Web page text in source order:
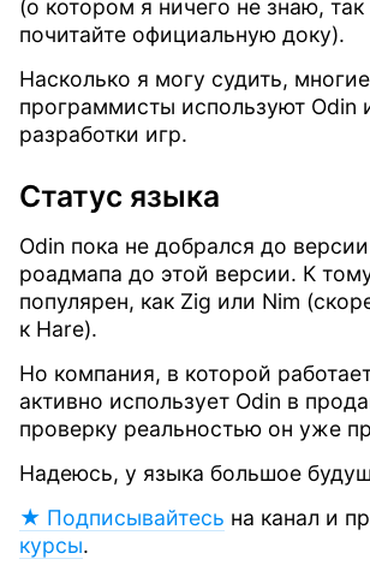
(о котором я ничего не знаю,
почитайте официальную доку).
Насколько я могу судить, многие
программисты используют Odin
разработки игр.
Статус языка
Odin пока не добрался до
роадмапа до этой версии. К
популярен, как Zig или Nim
к Hare).
Но компания, в которой
активно использует Odin в
проверку реальностью он уже
Надеюсь, у языка большое
★ Подписывайтесь на канал и
курсы.